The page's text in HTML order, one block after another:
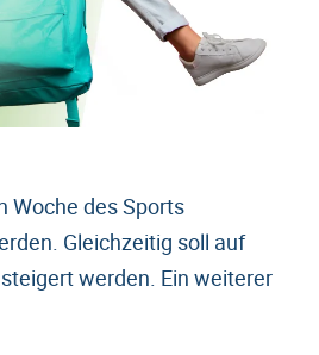
Woche des Sports
Gleichzeitig soll auf
werden. Ein weiterer